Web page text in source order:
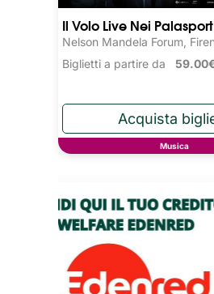
Il Volo Live Nei
Nelson Mandela Forum,
Biglietti a partire da
Musica